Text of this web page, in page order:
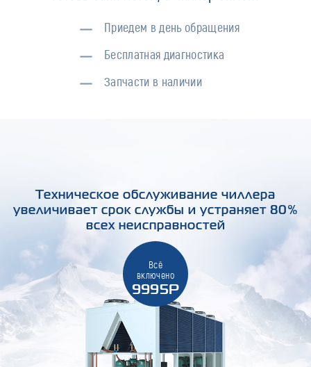
Приедем в день обращения
Бесплатная диагностика
Запчасти в наличии
Техническое обслуживание чиллера
увеличивает срок службы и устраняет 80%
всех неисправностей
Всё
включено
9995Р